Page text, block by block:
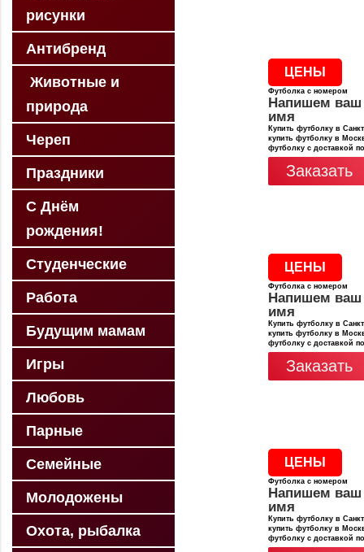
рисунки
Антибренд
Животные и
природа
Череп
Праздники
С Днём
рождения!
Студенческие
Работа
Будущим мамам
Игры
Любовь
Парные
Семейные
Молодожены
Охота, рыбалка
ЦЕНЫ
Футболка с номером
Напишем ваш
имя
Купить футболку в
купить футболку в
футболку с доставкой
Заказать
ЦЕНЫ
Футболка с номером
Напишем ваш
имя
Купить футболку в
купить футболку в
футболку с доставкой
Заказать
ЦЕНЫ
Футболка с номером
Напишем ваш
имя
Купить футболку в
купить футболку в
футболку с доставкой